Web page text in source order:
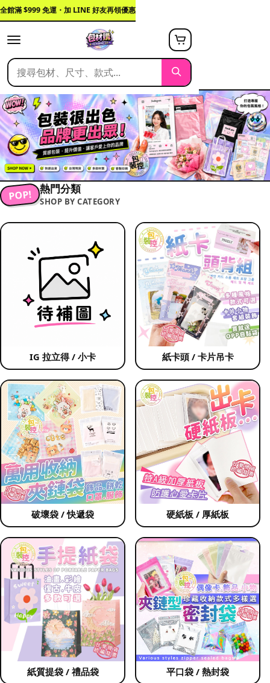
全館滿 $999 免運・加 LINE 好友再領優惠
POP! 熱門分類
SHOP BY CATEGORY
IG 拉立得 / 小卡 紙卡頭 / 卡片吊卡
破壞袋 / 快遞袋 硬紙板 / 厚紙板
紙質提袋 / 禮品袋 平口袋 / 熱封袋